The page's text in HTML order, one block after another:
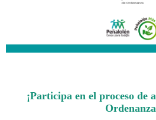
¡Participa en el proceso de